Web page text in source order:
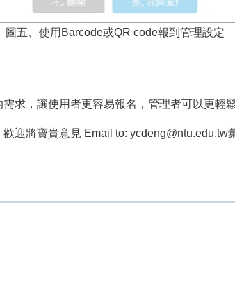
圖五、使用Barcode或QR code報到管理設定
求，讓使用者更容易報名，管理者可以更輕
迎將寶貴意見 Email to: ycdeng@ntu.edu.tw